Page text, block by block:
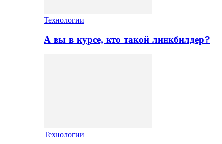
Технологии
А вы в курсе, кто такой линкбилдер?
Технологии